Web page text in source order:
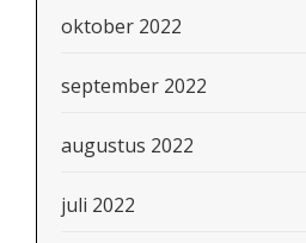
oktober 2022
september 2022
augustus 2022
juli 2022